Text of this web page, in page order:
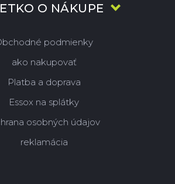
O NÁKUPE
podmienky
ako nakupovať
Platba a doprava
Essox na splátky
osobných údajov
reklamácia